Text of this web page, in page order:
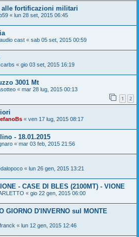
alle fortificazioni militari
« lun 28 set, 2015 06:45
cast « sab 05 set, 2015 00:59
« gio 03 set, 2015 16:19
3001 Mt
« mar 28 lug, 2015 00:13
1 2
« ven 17 lug, 2015 08:17
- 18.01.2015
« mar 03 feb, 2015 21:56
« lun 26 gen, 2015 13:21
- CASE DI BLES (2100MT) - VIONE
« gio 22 gen, 2015 06:00
GIORNO D'INVERNO sul MONTE
« lun 12 gen, 2015 12:46